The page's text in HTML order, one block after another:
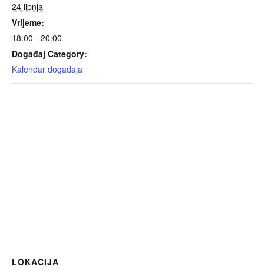
24 lipnja
Vrijeme:
18:00 - 20:00
Događaj Category:
Kalendar događaja
LOKACIJA